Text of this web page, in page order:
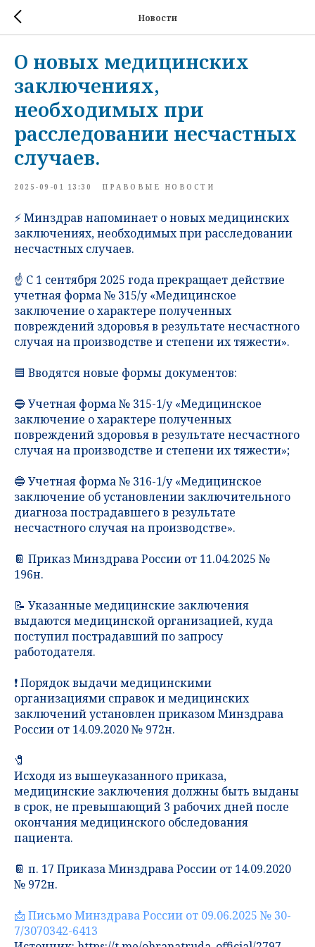
Новости
О новых медицинских
заключениях,
необходимых при
расследовании несчастных
случаев.
2025-09-01 13:30 ПРАВОВЫЕ НОВОСТИ
⚡️ Минздрав напоминает о новых медицинских
заключениях, необходимых при расследовании
несчастных случаев.
☝️ С 1 сентября 2025 года прекращает действие
учетная форма № 315/у «Медицинское
заключение о характере полученных
повреждений здоровья в результате несчастного
случая на производстве и степени их тяжести».
🟦 Вводятся новые формы документов:
🔵 Учетная форма № 315-1/у «Медицинское
заключение о характере полученных
повреждений здоровья в результате несчастного
случая на производстве и степени их тяжести»;
🔵 Учетная форма № 316-1/у «Медицинское
заключение об установлении заключительного
диагноза пострадавшего в результате
несчастного случая на производстве».
📔 Приказ Минздрава России от 11.04.2025 №
196н.
📝 Указанные медицинские заключения
выдаются медицинской организацией, куда
поступил пострадавший по запросу
работодателя.
❗️ Порядок выдачи медицинскими
организациями справок и медицинских
заключений установлен приказом Минздрава
России от 14.09.2020 № 972н.
🧷
Исходя из вышеуказанного приказа,
медицинские заключения должны быть выданы
в срок, не превышающий 3 рабочих дней после
окончания медицинского обследования
пациента.
📔 п. 17 Приказа Минздрава России от 14.09.2020
№ 972н.
📩 Письмо Минздрава России от 09.06.2025 № 30-
7/3070342-6413